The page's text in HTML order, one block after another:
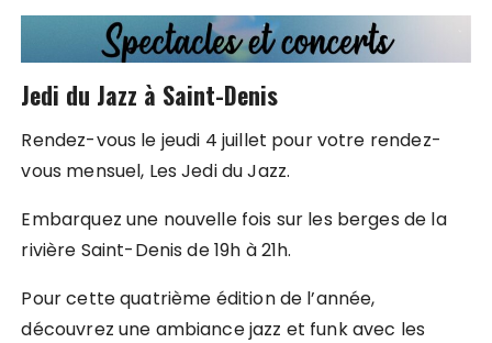
Jedi du Jazz à Saint-Denis
Rendez-vous le jeudi 4 juillet pour votre rendez-
vous mensuel, Les Jedi du Jazz.
Embarquez une nouvelle fois sur les berges de la
rivière Saint-Denis de 19h à 21h.
Pour cette quatrième édition de l’année,
découvrez une ambiance jazz et funk avec les